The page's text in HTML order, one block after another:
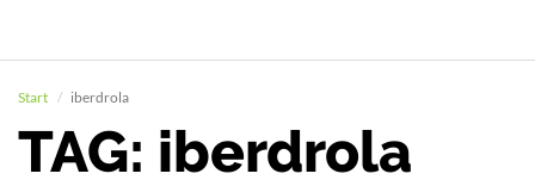
Start iberdrola
TAG: iberdrola